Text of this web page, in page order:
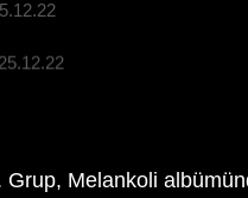
Melankoli